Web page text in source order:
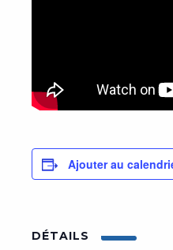
Ajouter au
DÉTAILS